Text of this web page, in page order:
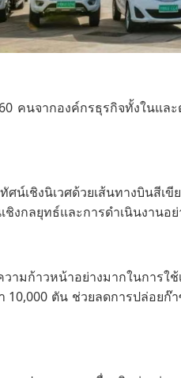
คนจากองค์กรธุรกิจทั้งในแล
น์เชิงนิเวศด้วยเส้นทางบินสีเ
ชิงกลยุทธ์และการดำเนินงานอ
มก้าวหน้าอย่างมากในการใช้
10,000 ตัน ช่วยลดการปล่อย